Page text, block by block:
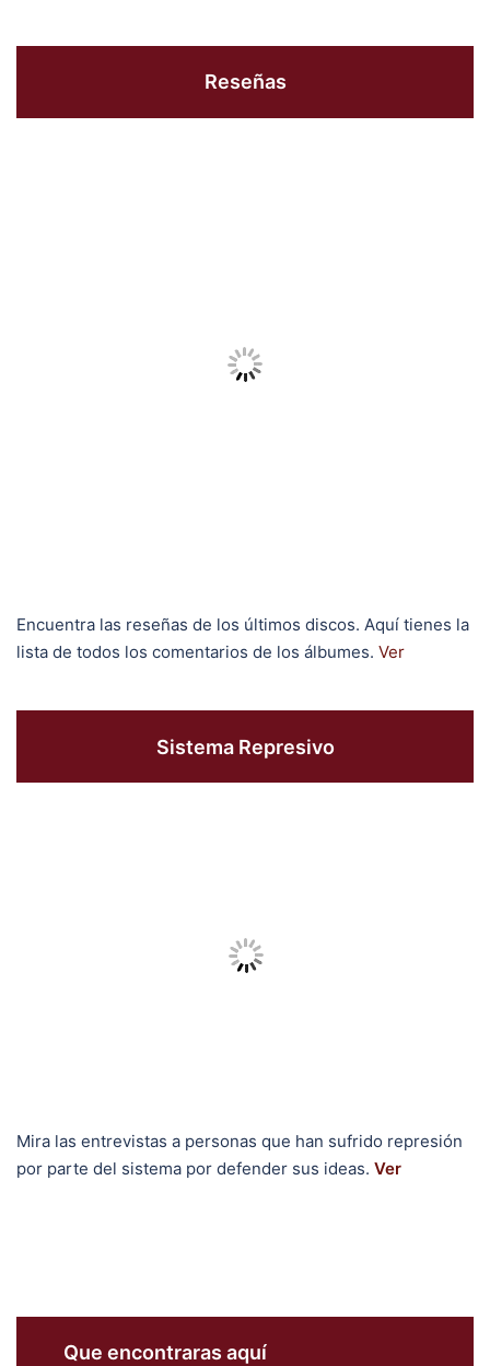
Reseñas
Encuentra las reseñas de los últimos discos. Aquí tienes la
lista de todos los comentarios de los álbumes. Ver
Sistema Represivo
Mira las entrevistas a personas que han sufrido represión
por parte del sistema por defender sus ideas. Ver
Que encontraras aquí